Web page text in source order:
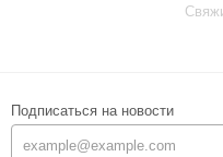
Подписаться на новости